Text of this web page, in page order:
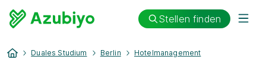
Stellen finden
Duales Studium Berlin Hotelmanagement